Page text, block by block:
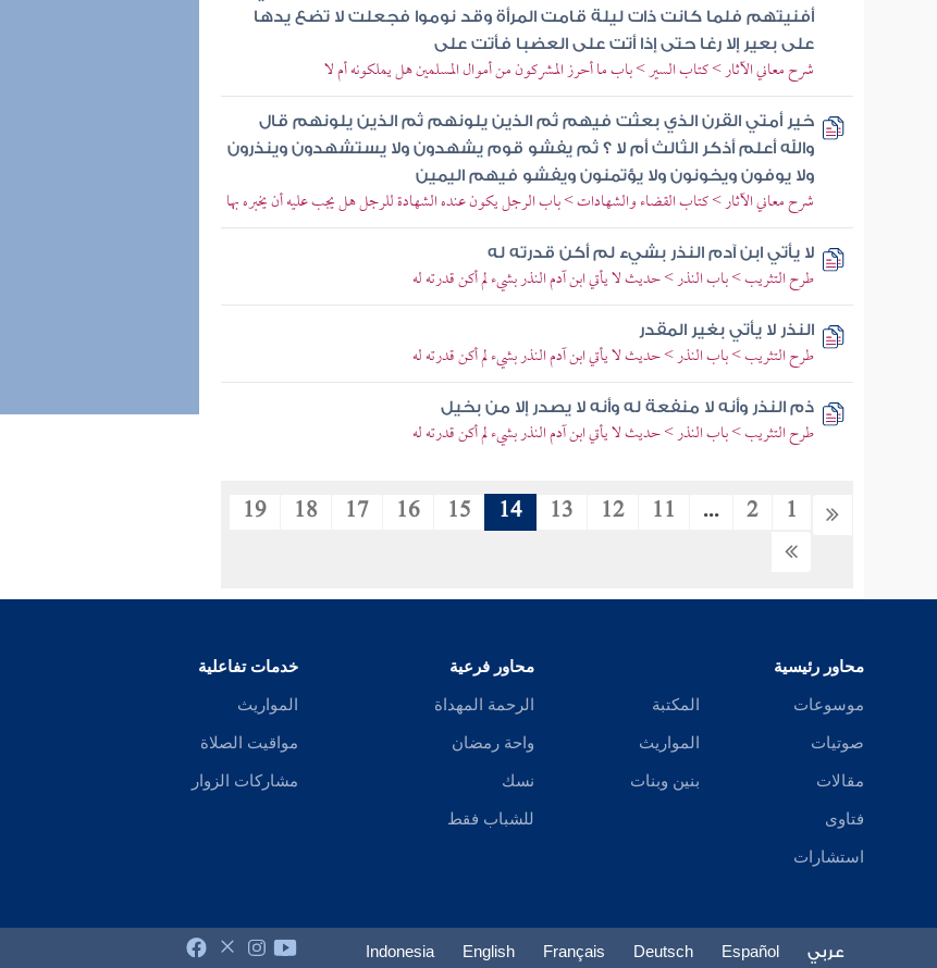
أفنيتهم فلما كانت ذات ليلة قامت المرأة وقد نوموا فجعلت لا تضع يدها
على بعير إلا رغا حتى إذا أتت على العضبا فأتت على
شرح معاني الآثار > كتاب السير > باب ما أحرز المشركون من أموال المسلمين هل يملكونه أم لا
خير أمتي القرن الذي بعثت فيهم ثم الذين يلونهم ثم الذين يلونهم قال
والله أعلم أذكر الثالث أم لا ؟ ثم يفشو قوم يشهدون ولا يستشهدون وينذرون
ولا يوفون ويخونون ولا يؤتمنون ويفشو فيهم اليمين
شرح معاني الآثار > كتاب القضاء والشهادات > باب الرجل يكون عنده الشهادة للرجل هل يجب عليه أن يخبره بها
لا يأتي ابن آدم النذر بشيء لم أكن قدرته له
طرح التثريب > باب النذر > حديث لا يأتي ابن آدم النذر بشيء لم أكن قدرته له
النذر لا يأتي بغير المقدر
طرح التثريب > باب النذر > حديث لا يأتي ابن آدم النذر بشيء لم أكن قدرته له
ذم النذر وأنه لا منفعة له وأنه لا يصدر إلا من بخيل
طرح التثريب > باب النذر > حديث لا يأتي ابن آدم النذر بشيء لم أكن قدرته له
1
2
...
11
12
13
14
15
16
17
18
19
محاور رئيسية
موسوعات
صوتيات
مقالات
فتاوى
استشارات
المكتبة
المواريث
بنين وبنات
محاور فرعية
الرحمة المهداة
واحة رمضان
نسك
للشباب فقط
خدمات تفاعلية
المواريث
مواقيت الصلاة
مشاركات الزوار
عربي Español
Deutsch
Français
English
Indonesia